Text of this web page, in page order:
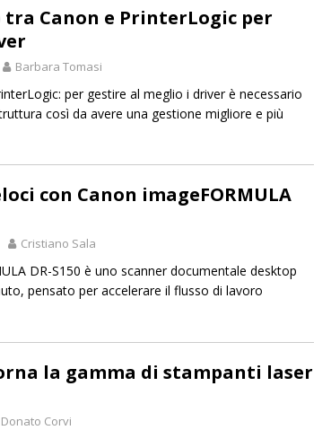
Canon e PrinterLogic per
Barbara Tomasi
per gestire al meglio i driver è necessario
così da avere una gestione migliore e più
con Canon imageFORMULA
Cristiano Sala
DR-S150 è uno scanner documentale desktop
pensato per accelerare il flusso di lavoro
la gamma di stampanti laser
Donato Corvi